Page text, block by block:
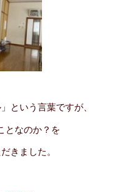
という言葉ですが、
となのか？を
きました。